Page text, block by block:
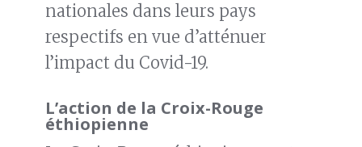
nationales dans leurs pays
respectifs en vue d’atténuer
l’impact du Covid-19.
L’action de la Croix-Rouge
éthiopienne